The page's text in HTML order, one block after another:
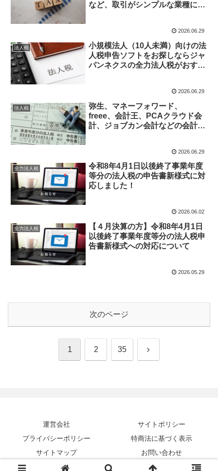
など、取引がシンプルな業種に強
2026.06.29
法人税
小規模法人（10人未満）向けの法
人税申告ソフトをお探しならジャ
パンネクスの全力法人税がおすす
2026.06.29
法人税
弥生、マネーフォワード、
freee、会計王、PCAクラウド会
計、ジョブカン会計などの会計ソ
スの全力法人税がおすすめです
2026.06.29
全力法人税
令和8年4月1日以後終了事業年度
等分の法人税の申告書新様式に対
応しました！
2026.06.02
全力法人税
【４月決算の方】令和8年4月1日
以後終了事業年度等分の法人税申
告書新様式への対応について
2026.05.29
次のページ
1 2 35 次
運営会社
サイトポリシー
プライバシーポリシー
特商法に基づく表示
サイトマップ
お問い合わせ